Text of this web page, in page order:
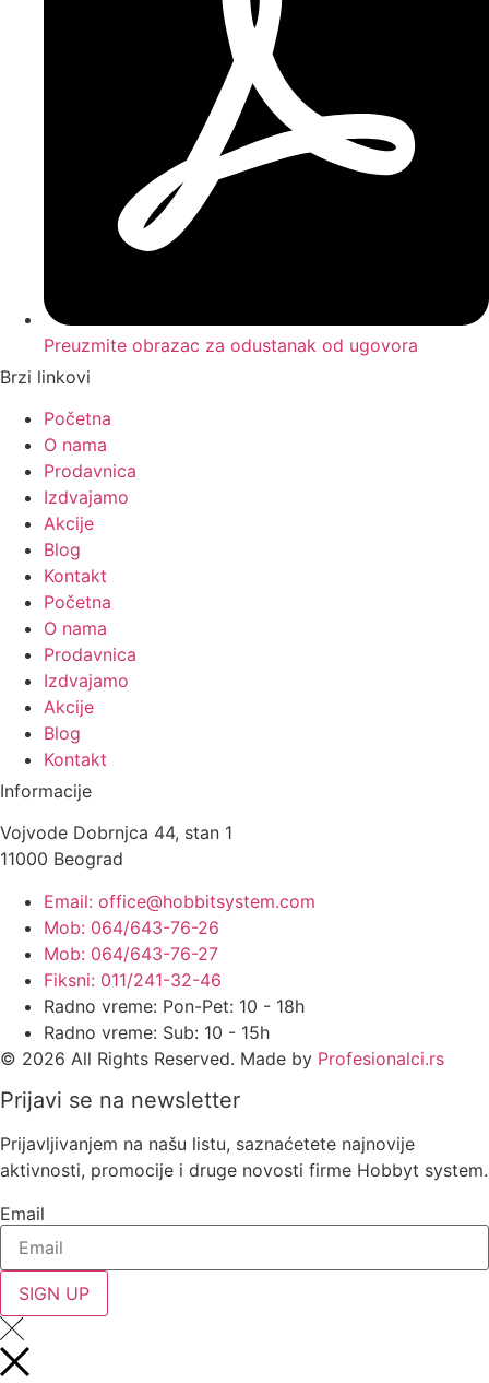
Preuzmite obrazac za odustanak od ugovora
Brzi linkovi
Početna
O nama
Prodavnica
Izdvajamo
Akcije
Blog
Kontakt
Početna
O nama
Prodavnica
Izdvajamo
Akcije
Blog
Kontakt
Informacije
Vojvode Dobrnjca 44, stan 1
11000 Beograd
Email: office@hobbitsystem.com
Mob: 064/643-76-26
Mob: 064/643-76-27
Fiksni: 011/241-32-46
Radno vreme: Pon-Pet: 10 - 18h
Radno vreme: Sub: 10 - 15h
© 2026 All Rights Reserved. Made by Profesionalci.rs
Prijavi se na newsletter
Prijavljivanjem na našu listu, saznaćetete najnovije
aktivnosti, promocije i druge novosti firme Hobbyt system.
Email
SIGN UP